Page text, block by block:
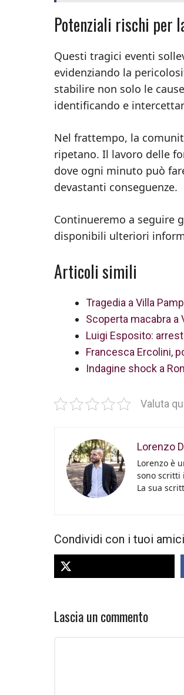
Potenziali rischi per
Questi tragici eventi
evidenziando la
stabilire non solo le
identificando e
Nel frattempo, la
ripetano. Il lavoro delle
dove ogni minuto può
devastanti conseguenze.
Continueremo a seguire
disponibili ulteriori
Articoli simili
Tragedia a Villa
Scoperta macabra a
Luigi Esposito:
Francesca Ercolini,
Indagine shock a
Valuta
Lorenzo
Lorenzo è
sono scritti
La sua
Condividi con i tuoi
Lascia un commento